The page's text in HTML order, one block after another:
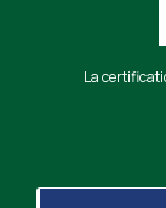
La